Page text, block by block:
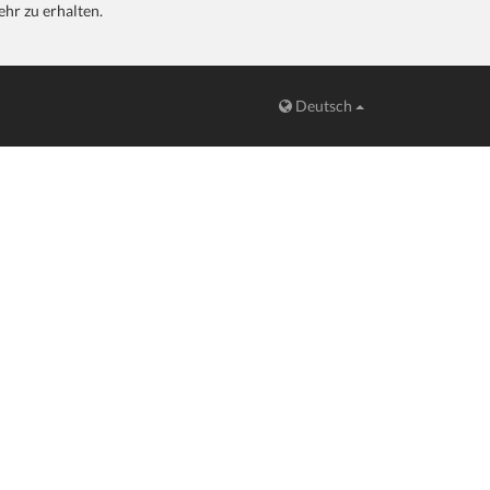
zu erhalten.
Deutsch